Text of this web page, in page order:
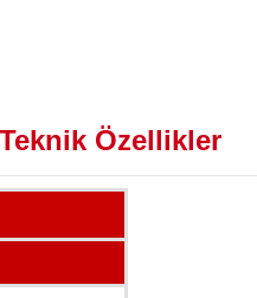
Özellikler